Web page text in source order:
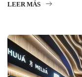
LEER MÁS